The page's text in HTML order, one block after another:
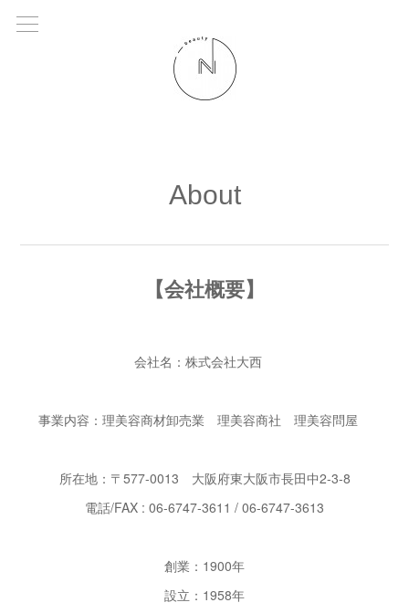
About
【会社概要】
会社名：株式会社大西
事業内容：理美容商材卸売業 理美容商社 理美容問屋
所在地：〒577-0013 大阪府東大阪市長田中2-3-8
電話/FAX : 06-6747-3611 / 06-6747-3613
創業：1900年
設立：1958年